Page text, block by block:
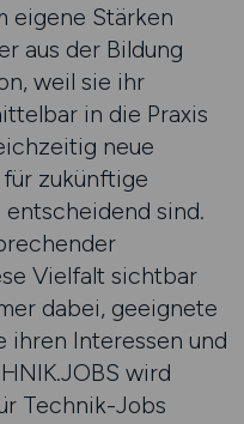
eigene Stärken
aus der Bildung
weil sie ihr
in die Praxis
neue
zukünftige
sind.
Vielfalt sichtbar
dabei, geeignete
ihren Interessen und
wird
Technik-Jobs